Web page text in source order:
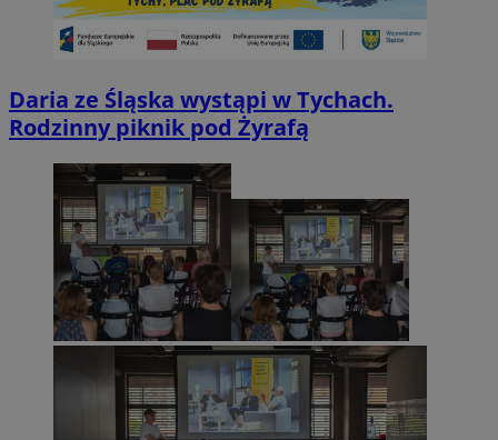
Daria ze Śląska wystąpi w Tychach.
Rodzinny piknik pod Żyrafą